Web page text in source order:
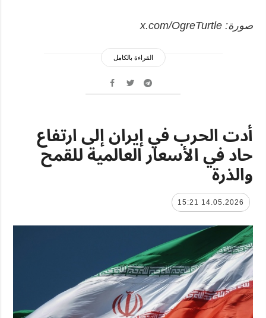
صورة: x.com/OgreTurtle
القراءة بالكامل
أدت الحرب في إيران إلى ارتفاع
حاد في الأسعار العالمية للقمح
والذرة
14.05.2026 15:21